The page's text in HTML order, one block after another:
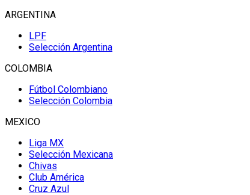
ARGENTINA
LPF
Selección Argentina
COLOMBIA
Fútbol Colombiano
Selección Colombia
MEXICO
Liga MX
Selección Mexicana
Chivas
Club América
Cruz Azul